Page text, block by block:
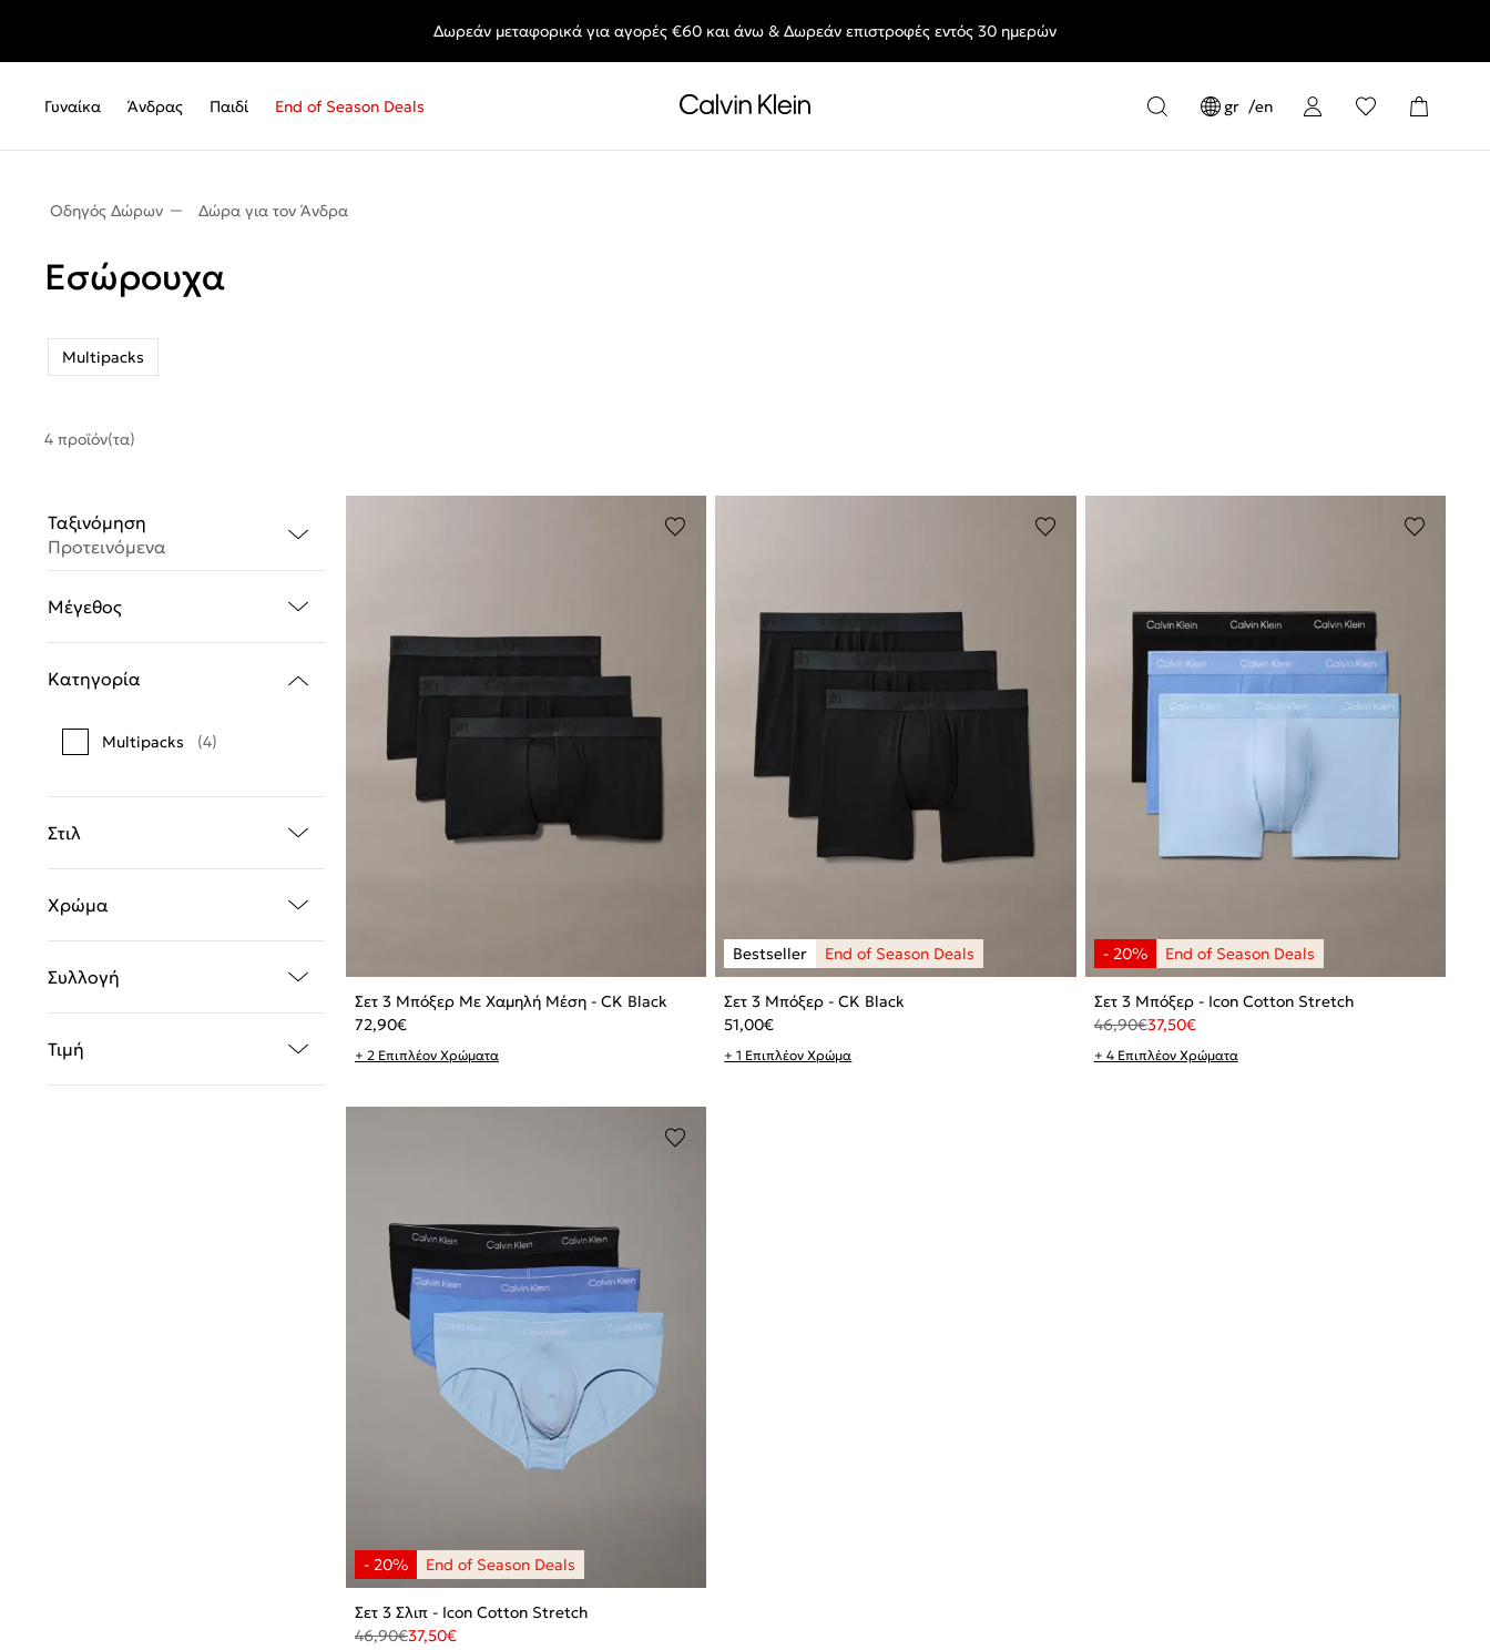
End of Season Deals: Αγαπημένα styles, στις τιμές που θες.
Δωρεάν μεταφορικά για αγορές €60 και άνω & Δωρεάν επιστροφές εντός 30 ημερών
Γυναίκα Άνδρας Παιδί End of Season Deals gr en
Οδηγός Δώρων Δώρα για τον Άνδρα
Εσώρουχα
Multipacks
4 προϊόν(τα)
Ταξινόμηση
Προτεινόμενα
Μέγεθος
Κατηγορία
Multipacks (4)
Στιλ
Χρώμα
Συλλογή
Τιμή
Σετ 3 Μπόξερ Με Χαμηλή Μέση - CK Black
72,90€
+ 2 Επιπλέον Χρώματα
Σετ 3 Μπόξερ - CK Black
51,00€
+ 1 Επιπλέον Χρώμα
Σετ 3 Μπόξερ - Icon Cotton Stretch
46,90€37,50€
+ 4 Επιπλέον Χρώματα
Σετ 3 Σλιπ - Icon Cotton Stretch
46,90€37,50€